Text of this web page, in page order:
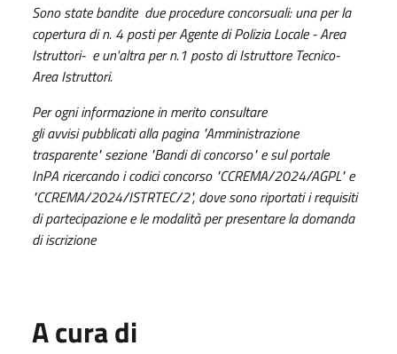
Sono state bandite due procedure concorsuali: una per la
copertura di n. 4 posti per Agente di Polizia Locale - Area
Istruttori- e un'altra per n.1 posto di Istruttore Tecnico-
Area Istruttori.
Per ogni informazione in merito consultare
gli avvisi pubblicati alla pagina "Amministrazione
trasparente" sezione "Bandi di concorso" e sul portale
InPA ricercando i codici concorso "CCREMA/2024/AGPL" e
"CCREMA/2024/ISTRTEC/2", dove sono riportati i requisiti
di partecipazione e le modalità per presentare la domanda
di iscrizione
A cura di